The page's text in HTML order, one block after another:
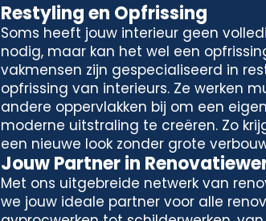
Restyling en Opfrissing
Soms heeft jouw interieur geen
nodig, maar kan het wel een
vakmensen zijn gespecialiseerd in
opfrissing van interieurs. Ze werken
andere oppervlakken bij om een
moderne uitstraling te creëren. Zo
een nieuwe look zonder grote
Jouw Partner in
Met ons uitgebreide netwerk van
we jouw ideale partner voor alle